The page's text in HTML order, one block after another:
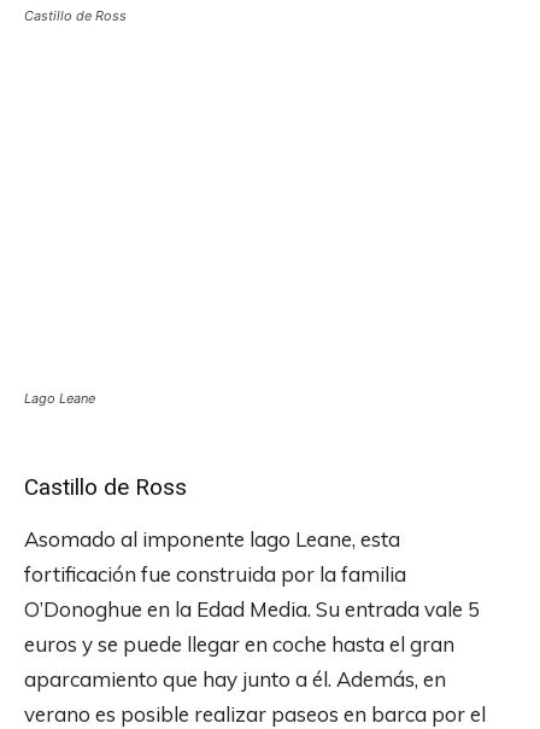
Castillo de Ross
Lago Leane
Castillo de Ross
Asomado al imponente lago Leane, esta
fortificación fue construida por la familia
O’Donoghue en la Edad Media. Su entrada vale 5
euros y se puede llegar en coche hasta el gran
aparcamiento que hay junto a él. Además, en
verano es posible realizar paseos en barca por el